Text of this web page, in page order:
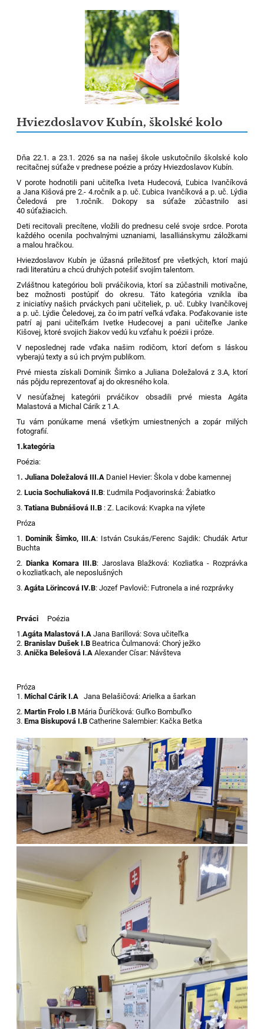
Hviezdoslavov Kubín, školské kolo
Dňa 22.1. a 23.1. 2026 sa na našej škole uskutočnilo školské kolo
recitačnej súťaže v prednese poézie a prózy Hviezdoslavov Kubín.
V porote hodnotili pani učiteľka Iveta Hudecová, Ľubica Ivančíková
a Jana Kišová pre 2.- 4.ročník a p. uč. Ľubica Ivančíková a p. uč. Lýdia
Čeledová pre 1.ročník. Dokopy sa súťaže zúčastnilo asi
40 súťažiacich.
Deti recitovali precítene, vložili do prednesu celé svoje srdce. Porota
každého ocenila pochvalnými uznaniami, lasalliánskymu záložkami
a malou hračkou.
Hviezdoslavov Kubín je úžasná príležitosť pre všetkých, ktorí majú
radi literatúru a chcú druhých potešiť svojím talentom.
Zvláštnou kategóriou boli prváčikovia, ktorí sa zúčastnili motivačne,
bez možnosti postúpiť do okresu. Táto kategória vznikla iba
z iniciatívy našich prváckych pani učiteliek, p. uč. Ľubky Ivančíkovej
a p. uč. Lýdie Čeledovej, za čo im patrí veľká vďaka. Poďakovanie iste
patrí aj pani učiteľkám Ivetke Hudecovej a pani učiteľke Janke
Kišovej, ktoré svojich žiakov vedú ku vzťahu k poézii i próze.
V neposlednej rade vďaka našim rodičom, ktorí deťom s láskou
vyberajú texty a sú ich prvým publikom.
Prvé miesta získali Dominik Šimko a Juliana Doležalová z 3.A, ktorí
nás pôjdu reprezentovať aj do okresného kola.
V nesúťažnej kategórii prváčikov obsadili prvé miesta Agáta
Malastová a Michal Cárik z 1.A.
Tu vám ponúkame mená všetkým umiestnených a zopár milých
fotografií.
1.kategória
Poézia:
1 . Juliana Doležalová III.A Daniel Hevier: Škola v dobe kamennej
2.Lucia Sochuliaková II.B: Ľudmila Podjavorinská: Žabiatko
3.Tatiana Bubnášová II.B : Z. Laciková: Kvapka na výlete
Próza
1.Dominik Šimko, III.A: István Csukás/Ferenc Sajdik: Chudák Artur
Buchta
2.Dianka Komara III.B: Jaroslava Blažková: Kozliatka - Rozprávka
o kozliatkach, ale neposlušných
3.Agáta Lörincová IV.B: Jozef Pavlovič: Futronela a iné rozprávky
Prváci Poézia
1.Agáta Malastová I.A Jana Barillová: Sova učiteľka
2.Branislav Dušek I.B Beatrica Čulmanová: Chorý ježko
3.Anička Belešová I.A Alexander Císar: Návšteva
Próza
1.Michal Cárik I.A Jana Belašičová: Arielka a šarkan
2.Martin Frolo I.B Mária Ďuríčková: Guľko Bombuľko
3.Ema Biskupová I.B Catherine Salembier: Kačka Betka